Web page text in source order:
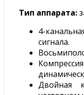
Тип аппарата:
4-
сигнала.
Двойная